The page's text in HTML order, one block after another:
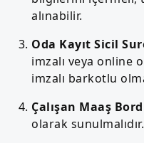
alınabilir.
Oda Kayıt Sicil
imzalı veya online
imzalı barkotlu
Çalışan Maaş
olarak sunulmalıdır.